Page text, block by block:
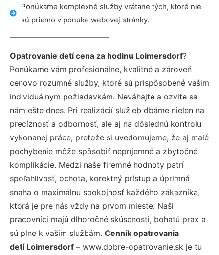
Ponúkame komplexné služby vrátane tých, ktoré nie
sú priamo v ponuke webovej stránky.
Opatrovanie detí cena za hodinu Loimersdorf?
Ponúkame vám profesionálne, kvalitné a zároveň
cenovo rozumné služby, ktoré sú prispôsobené vašim
individuálnym požiadavkám. Neváhajte a ozvite sa
nám ešte dnes. Pri realizácií služieb dbáme nielen na
precíznosť a odbornosť, ale aj na dôslednú kontrolu
vykonanej práce, pretože si uvedomujeme, že aj malé
pochybenie môže spôsobiť nepríjemné a zbytočné
komplikácie. Medzi naše firemné hodnoty patrí
spoľahlivosť, ochota, korektný prístup a úprimná
snaha o maximálnu spokojnosť každého zákazníka,
ktorá je pre nás vždy na prvom mieste. Naši
pracovníci majú dlhoročné skúsenosti, bohatú prax a
sú plne k vašim službám. Cenník opatrovania
detí Loimersdorf – www.dobre-opatrovanie.sk je tu